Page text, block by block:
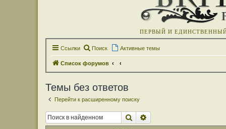
ПЕРВЫЙ И
Ссылки Поиск Активные темы
Список форумов
Темы без ответов
Перейти к расширенному поиску
Поиск